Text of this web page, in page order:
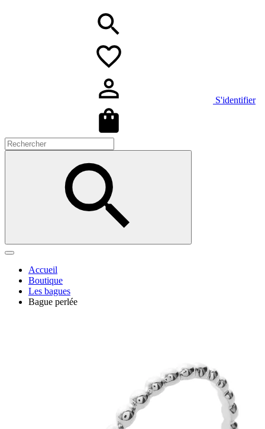
S'identifier
Accueil
Boutique
Les bagues
Bague perlée